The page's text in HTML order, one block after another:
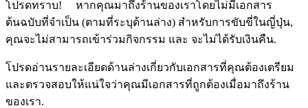
โปรดทราบ! หากคุณมาถึงร้านของเราโดยไม่มีเอกสาร
ต้นฉบับที่จำเป็น (ตามที่ระบุด้านล่าง) สำหรับการขับขี่ในญี่ปุ่น,
คุณจะไม่สามารถเข้าร่วมกิจกรรม และ จะไม่ได้รับเงินคืน.
โปรดอ่านรายละเอียดด้านล่างเกี่ยวกับเอกสารที่คุณต้องเตรียม
และตรวจสอบให้แน่ใจว่าคุณมีเอกสารที่ถูกต้องเมื่อมาถึงร้าน
ของเรา.